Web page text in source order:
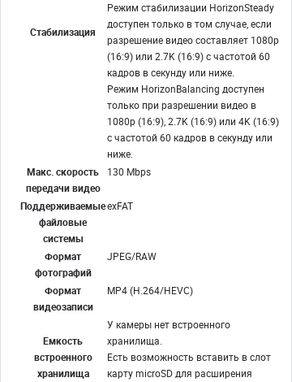
Стабилизация
Режим стабилизации HorizonSteady
доступен только в том случае, если
разрешение видео составляет 1080p
(16:9) или 2.7K (16:9) с частотой 60
кадров в секунду или ниже.
Режим HorizonBalancing доступен
только при разрешении видео в
1080p (16:9), 2.7K (16:9) или 4K (16:9)
с частотой 60 кадров в секунду или
ниже.
Макс. скорость
передачи видео
130 Mbps
Поддерживаемые
файловые
системы
exFAT
Формат
фотографий
JPEG/RAW
Формат
видеозаписи
MP4 (H.264/HEVC)
Емкость
встроенного
хранилища
У камеры нет встроенного
хранилища.
Есть возможность вставить в слот
карту microSD для расширения